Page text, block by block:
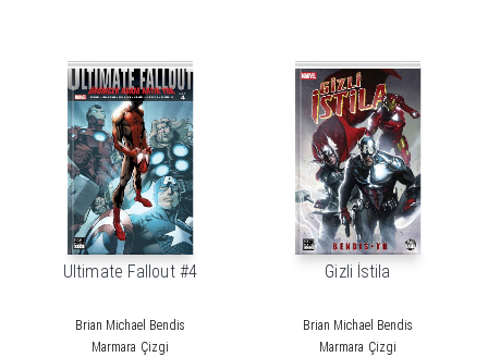
Ultimate Fallout #4
Brian Michael Bendis
Marmara Çizgi
Gizli İstila
Brian Michael Bendis
Marmara Çizgi